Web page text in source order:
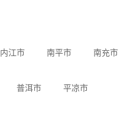
内江市 南平市 南充市
普洱市 平凉市